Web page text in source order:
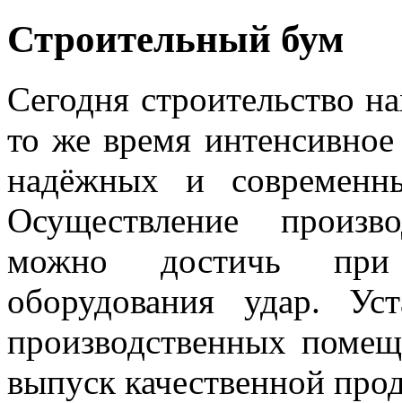
Строительный бум
Сегодня строительство
то же время
надёжных и
Осуществление
можно достичь при
оборудования удар.
производственных
выпуск качественной